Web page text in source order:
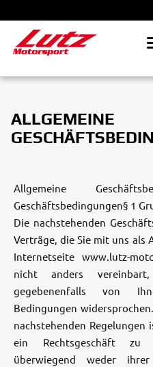
ALLGEMEINE
Allgemeine
Geschäftsbedingungen§ 1
Die nachstehenden
Verträge, die Sie mit uns als
Internetseite www.lutz-
nicht anders
gegebenenfalls von
Bedingungen widersprochen.
nachstehenden
ein Rechtsgeschäft zu
überwiegend weder